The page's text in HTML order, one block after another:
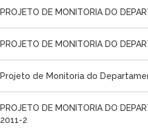
PROJETO DE MONITORIA DO
PROJETO DE MONITORIA DO
Projeto de Monitoria do
PROJETO DE MONITORIA DO
2011-2